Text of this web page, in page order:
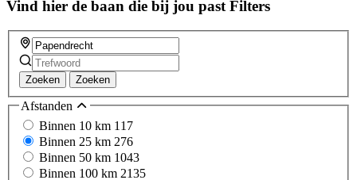
Vind hier de baan die bij jou past Filters
Zoeken Zoeken
Afstanden
Binnen 10 km 117
Binnen 25 km 276
Binnen 50 km 1043
Binnen 100 km 2135